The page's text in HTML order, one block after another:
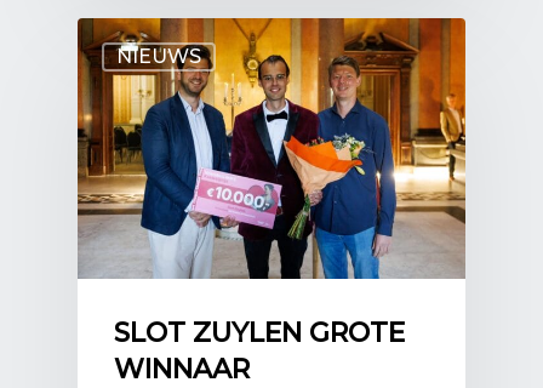
NIEUWS
SLOT ZUYLEN GROTE
WINNAAR